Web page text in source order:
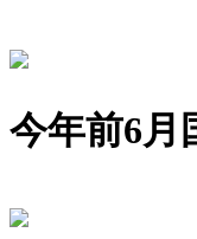
今年前6月